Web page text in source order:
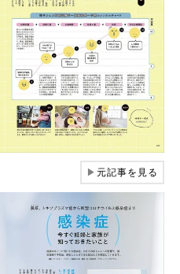
▶元記事を見る